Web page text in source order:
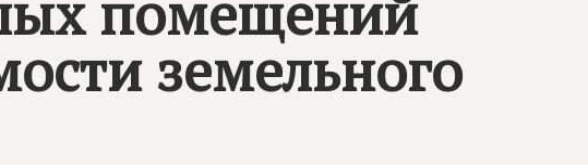
земельного